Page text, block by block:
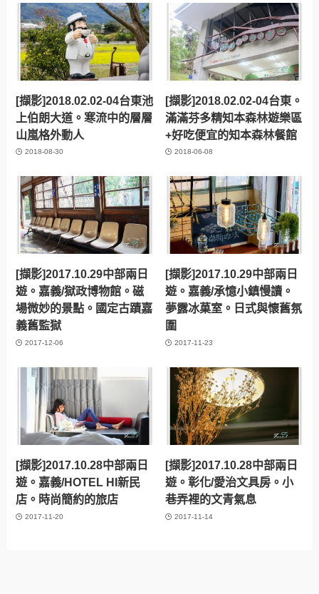
[擷影]2018.02.02-04台東池
上伯朗大道。寒流中的層層
山嵐格外動人
2018-08-30
[擷影]2018.02.02-04台東。
滿滿芬多精知本森林遊樂區
+好吃便宜的知本森林餐館
2018-06-08
[擷影]2017.10.29中部兩日
遊。嘉義/獄政博物館。磁
場微妙的景點。國定古蹟嘉
義舊監獄
2017-12-06
[擷影]2017.10.29中部兩日
遊。嘉義/承憶小鎮慢讀。
夢露冰菓室。日式與懷舊氛
圍
2017-11-23
[擷影]2017.10.28中部兩日
遊。嘉義/HOTEL HI新民
店。時尚簡約的旅店
2017-11-20
[擷影]2017.10.28中部兩日
遊。彰化/愛治文具房。小
巷弄裡的文青氣息
2017-11-14